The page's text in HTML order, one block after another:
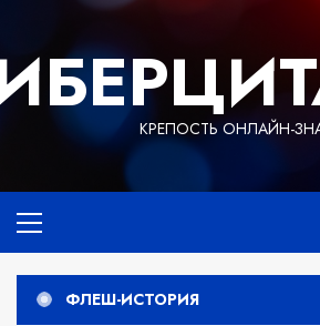
содержимому
КРЕПОСТЬ ОНЛАЙН-
меню
ФЛЕШ-ИСТОРИЯ